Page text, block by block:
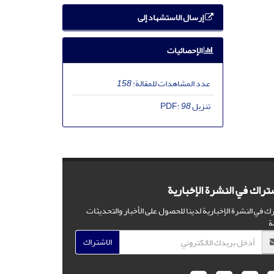
إرسال الاستشهاد إلى
الإحصائيات
عدد المشاهدات للمقالة:158
تنزیل PDF:98
في النشرة الإخبارية
في النشرة الإخبارية لدينا للحصول على الأخبار والتحديثات
الاشتراك